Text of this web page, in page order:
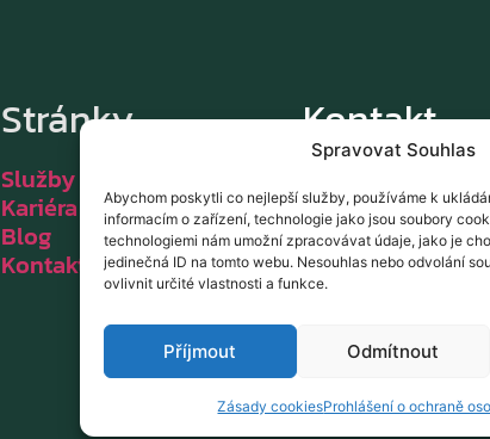
Spravovat Souhlas
Abychom poskytli co nejlepší služby, používáme k
informacím o zařízení, technologie jako jsou soubory
technologiemi nám umožní zpracovávat údaje, jako je
jedinečná ID na tomto webu. Nesouhlas nebo odvolání
ovlivnit určité vlastnosti a funkce.
Příjmout Odmítnout
Zásady cookiesProhlášení o ochraně
Stránky
Služby
Kariéra
Blog
Kontakt
Kontakt